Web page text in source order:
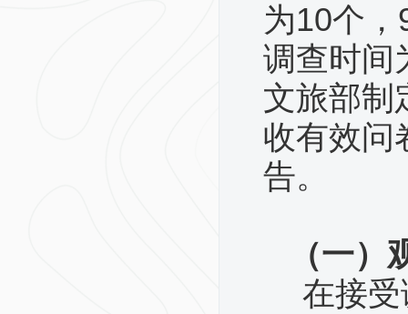
为10个
调查时间
文旅部制
收有效问
告。
（一）
在接